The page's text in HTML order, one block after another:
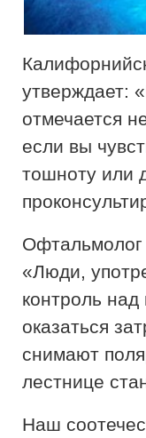
утверждает:
отмечается
если вы
тошноту или
«Люди,
контроль
оказаться
снимают
лестнице
Наш